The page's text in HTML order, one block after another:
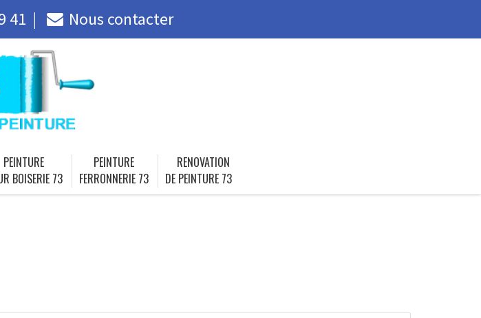
41 Nous contacter
PEINTURE
BOISERIE 73
PEINTURE
FERRONNERIE 73
RENOVATION
DE PEINTURE 73